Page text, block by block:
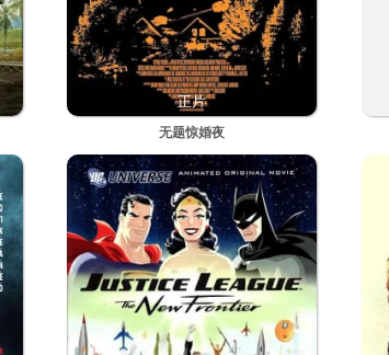
正片
无题惊婚夜